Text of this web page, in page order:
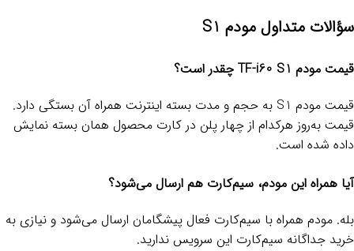
سؤالات متداول مودم S1
قیمت مودم TF-i60 S1 چقدر است؟
قیمت مودم S1 به حجم و مدت بسته اینترنت همراه آن بستگی دارد.
قیمت به‌روز هرکدام از چهار پلن در کارت محصول همان بسته نمایش
داده شده است.
آیا همراه این مودم، سیم‌کارت هم ارسال می‌شود؟
بله. مودم همراه با سیم‌کارت فعال پیشگامان ارسال می‌شود و نیازی به
خرید جداگانه سیم‌کارت این سرویس ندارید.